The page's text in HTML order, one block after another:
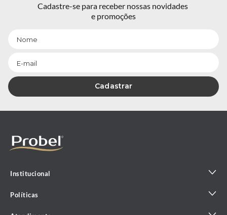
Cadastre-se para receber nossas novidades
e promoções
Cadastrar
Institucional
Políticas